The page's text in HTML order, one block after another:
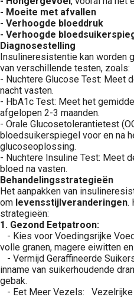
- Moeite met afvallen
- Verhoogde bloeddruk
- Verhoogde
Diagnosestelling
Insulineresistentie kan worden
van verschillende testen, zoals:
- Nuchtere Glucose Test: Meet
nacht vasten.
- HbA1c Test: Meet het
afgelopen 2-3 maanden.
- Orale Glucosetolerantietest
bloedsuikerspiegel voor en na
glucoseoplossing.
- Nuchtere Insuline Test: Meet
bloed na vasten.
Behandelingsstrategieën
Het aanpakken van
om levensstijlveranderingen.
strategieën:
1. Gezond Eetpatroon:
- Kies voor Voedingsrijke
volle granen, magere eiwitten
- Vermijd Geraffineerde
inname van suikerhoudende
gebak.
- Eet Meer Vezels: Vezelrijke